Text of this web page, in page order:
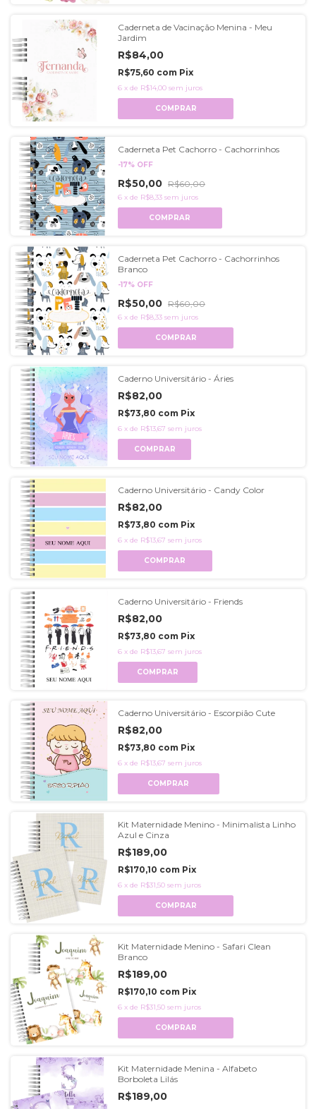
Caderneta de Vacinação Menina - Meu
Jardim
R$84,00
R$75,60 com Pix
6 x de R$14,00 sem juros
COMPRAR
Caderneta Pet Cachorro - Cachorrinhos
-17% OFF
R$50,00 R$60,00
6 x de R$8,33 sem juros
COMPRAR
Caderneta Pet Cachorro - Cachorrinhos
Branco
-17% OFF
R$50,00 R$60,00
6 x de R$8,33 sem juros
COMPRAR
Caderno Universitário - Áries
R$82,00
R$73,80 com Pix
6 x de R$13,67 sem juros
COMPRAR
Caderno Universitário - Candy Color
R$82,00
R$73,80 com Pix
6 x de R$13,67 sem juros
COMPRAR
Caderno Universitário - Friends
R$82,00
R$73,80 com Pix
6 x de R$13,67 sem juros
COMPRAR
Caderno Universitário - Escorpião Cute
R$82,00
R$73,80 com Pix
6 x de R$13,67 sem juros
COMPRAR
Kit Maternidade Menino - Minimalista Linho
Azul e Cinza
R$189,00
R$170,10 com Pix
6 x de R$31,50 sem juros
COMPRAR
Kit Maternidade Menino - Safari Clean
Branco
R$189,00
R$170,10 com Pix
6 x de R$31,50 sem juros
COMPRAR
Kit Maternidade Menina - Alfabeto
Borboleta Lilás
R$189,00